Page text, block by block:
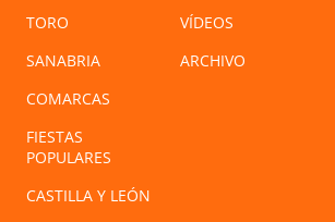
TORO
SANABRIA
COMARCAS
FIESTAS
POPULARES
CASTILLA Y LEÓN
VÍDEOS
ARCHIVO